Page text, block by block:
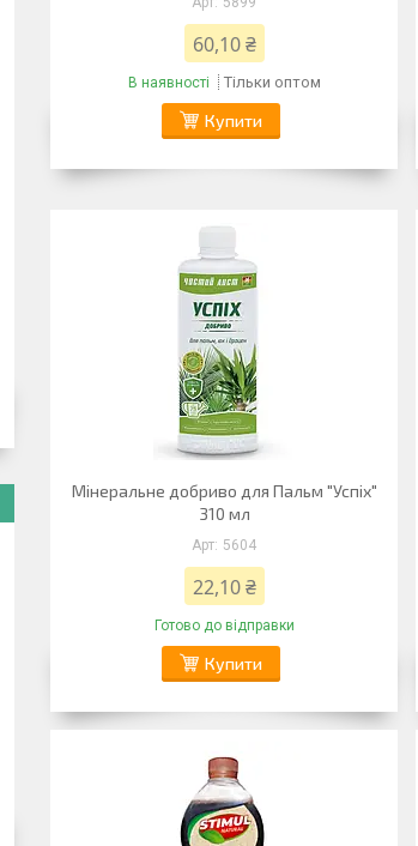
60,10 ₴
В наявності Тільки оптом
Купити
Мінеральне добриво для Пальм "Успіх"
310 мл
5604
22,10 ₴
Готово до відправки
Купити